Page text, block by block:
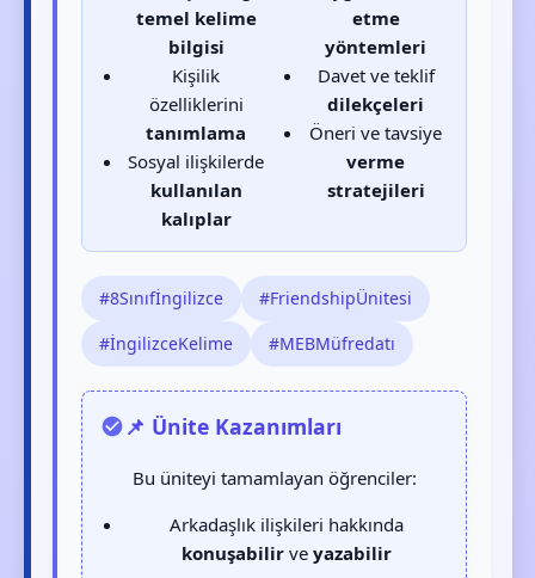
temel kelime
bilgisi
Kişilik
özelliklerini
tanımlama
Sosyal ilişkilerde
kullanılan
kalıplar
etme
yöntemleri
Davet ve teklif
dilekçeleri
Öneri ve tavsiye
verme
stratejileri
#8Sınıfİngilizce
#FriendshipÜnitesi
#İngilizceKelime
#MEBMüfredatı
📌 Ünite Kazanımları
Bu üniteyi tamamlayan öğrenciler:
Arkadaşlık ilişkileri hakkında
konuşabilirve yazabilir